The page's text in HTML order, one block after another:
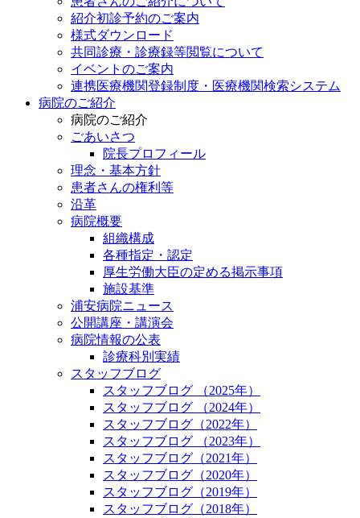
紹介初診予約のご案内
様式ダウンロード
共同診療・診療録等閲覧について
イベントのご案内
連携医療機関登録制度・医療機関検索システム
病院のご紹介
病院のご紹介
ごあいさつ
院長プロフィール
理念・基本方針
患者さんの権利等
沿革
病院概要
組織構成
各種指定・認定
厚生労働大臣の定める掲示事項
施設基準
浦安病院ニュース
公開講座・講演会
病院情報の公表
診療科別実績
スタッフブログ
スタッフブログ （2025年）
スタッフブログ （2024年）
スタッフブログ（2022年）
スタッフブログ （2023年）
スタッフブログ（2021年）
スタッフブログ（2020年）
スタッフブログ（2019年）
スタッフブログ（2018年）